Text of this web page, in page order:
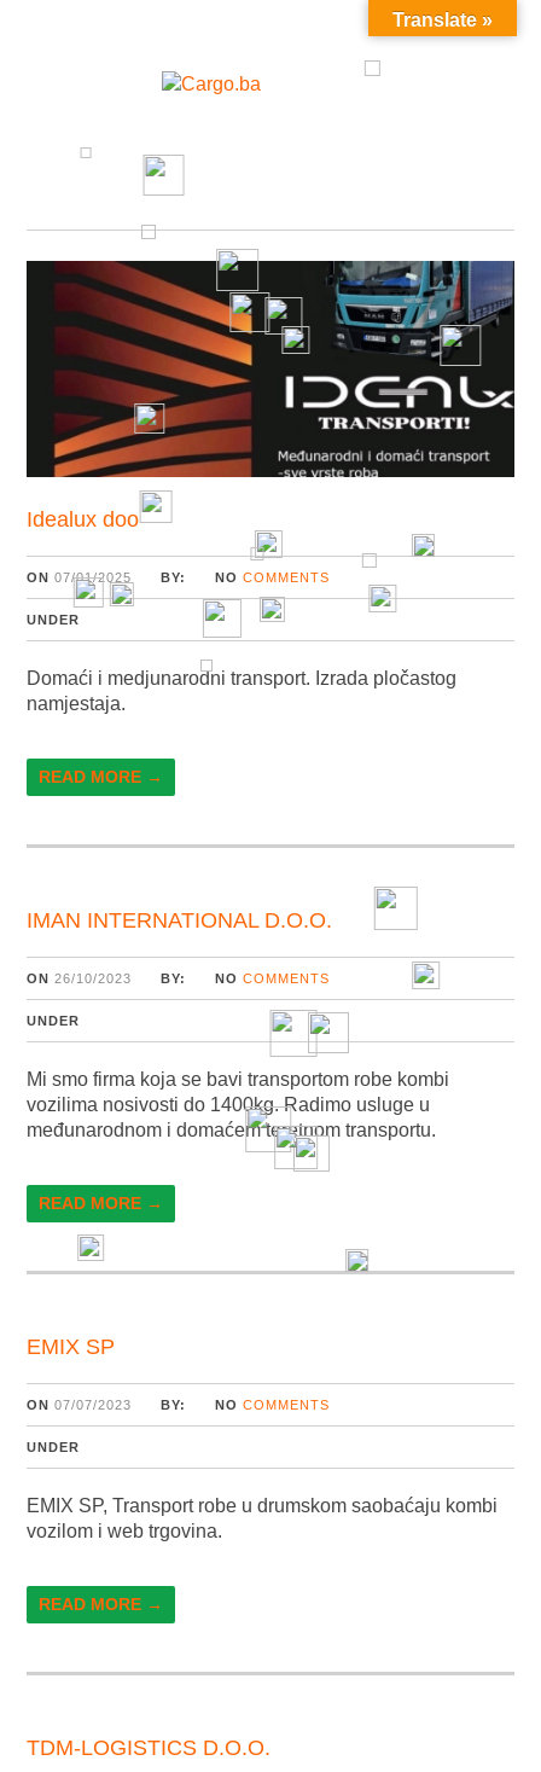
MENU
Idealux doo
ON 07/01/2025 BY: NO COMMENTS
UNDER
Domaći i medjunarodni transport. Izrada pločastog
namjestaja.
READ MORE →
IMAN INTERNATIONAL D.O.O.
ON 26/10/2023 BY: NO COMMENTS
UNDER
Mi smo firma koja se bavi transportom robe kombi
vozilima nosivosti do 1400kg. Radimo usluge u
međunarodnom i domaćem teretnom transportu.
READ MORE →
EMIX SP
ON 07/07/2023 BY: NO COMMENTS
UNDER
EMIX SP, Transport robe u drumskom saobaćaju kombi
vozilom i web trgovina.
READ MORE →
TDM-LOGISTICS D.O.O.
Translate »